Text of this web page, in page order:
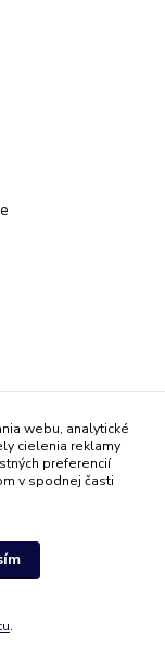
webu, analytické
cielenia reklamy
preferencií
v spodnej časti
.